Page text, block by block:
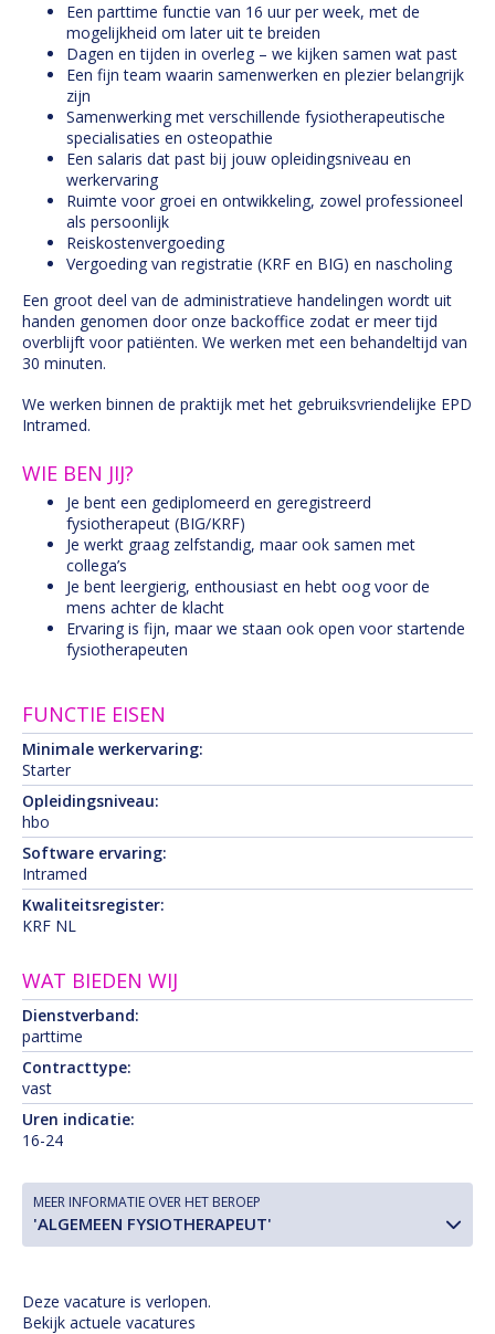
Een parttime functie van 16 uur per week, met de
mogelijkheid om later uit te breiden
Dagen en tijden in overleg – we kijken samen wat past
Een fijn team waarin samenwerken en plezier belangrijk
zijn
Samenwerking met verschillende fysiotherapeutische
specialisaties en osteopathie
Een salaris dat past bij jouw opleidingsniveau en
werkervaring
Ruimte voor groei en ontwikkeling, zowel professioneel
als persoonlijk
Reiskostenvergoeding
Vergoeding van registratie (KRF en BIG) en nascholing
Een groot deel van de administratieve handelingen wordt uit
handen genomen door onze backoffice zodat er meer tijd
overblijft voor patiënten. We werken met een behandeltijd van
30 minuten.
We werken binnen de praktijk met het gebruiksvriendelijke EPD
Intramed.
WIE BEN JIJ?
Je bent een gediplomeerd en geregistreerd
fysiotherapeut (BIG/KRF)
Je werkt graag zelfstandig, maar ook samen met
collega’s
Je bent leergierig, enthousiast en hebt oog voor de
mens achter de klacht
Ervaring is fijn, maar we staan ook open voor startende
fysiotherapeuten
FUNCTIE EISEN
Minimale werkervaring:
Starter
Opleidingsniveau:
hbo
Software ervaring:
Intramed
Kwaliteitsregister:
KRF NL
WAT BIEDEN WIJ
Dienstverband:
parttime
Contracttype:
vast
Uren indicatie:
16-24
MEER INFORMATIE OVER HET BEROEP
'ALGEMEEN FYSIOTHERAPEUT'
Deze vacature is verlopen.
Bekijk actuele vacatures